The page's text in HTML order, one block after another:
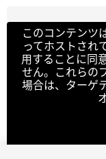
このコンテンツ
ってホストされ
用することに同
せん。これらの
場合は、ターゲ